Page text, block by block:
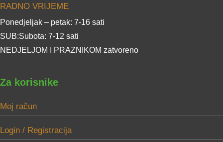
RADNO VRIJEME
Ponedjeljak – petak: 7-16 sati
SUB:Subota: 7-12 sati
NEDJELJOM I PRAZNIKOM zatvoreno
Za korisnike
Moj račun
Login / Registracija